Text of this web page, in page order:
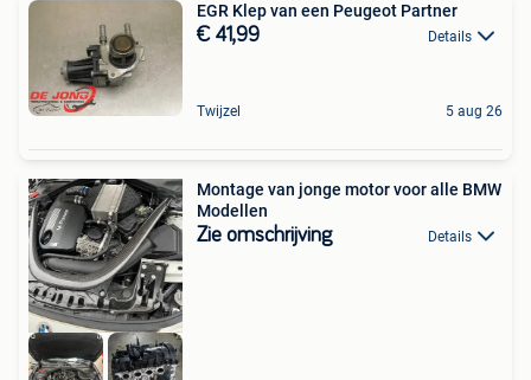
EGR Klep van een Peugeot Partner
€ 41,99 Details
Twijzel 5 aug 26
Montage van jonge motor voor alle BMW
Modellen
Zie omschrijving Details